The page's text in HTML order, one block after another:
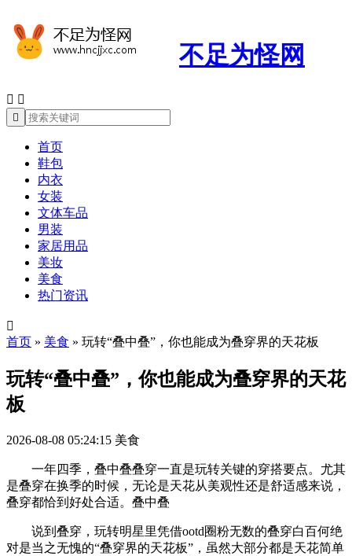
不足为怪网
 

首页
鞋包
内衣
女装
文体车品
男装
家居用品
美妆
美食
热门资讯

首页 » 美食 » 玩转“叠中叠”，你也能成为叠穿界的天花板
玩转“叠中叠”，你也能成为叠穿界的天花
板
2026-08-08 05:24:15 美食
一年四季，叠中叠叠穿一直是玩转关键的穿搭要点。尤其
是叠穿在换季的时候，无论是天花从美观性还是舒适感来说，
叠穿都恰到好处合适。叠中叠
说到叠穿，玩转明星里凭借ootd圈粉无数的叠穿白百何绝
对是当之无愧的“叠穿界的天花板”，虽然大部分都是天花简单